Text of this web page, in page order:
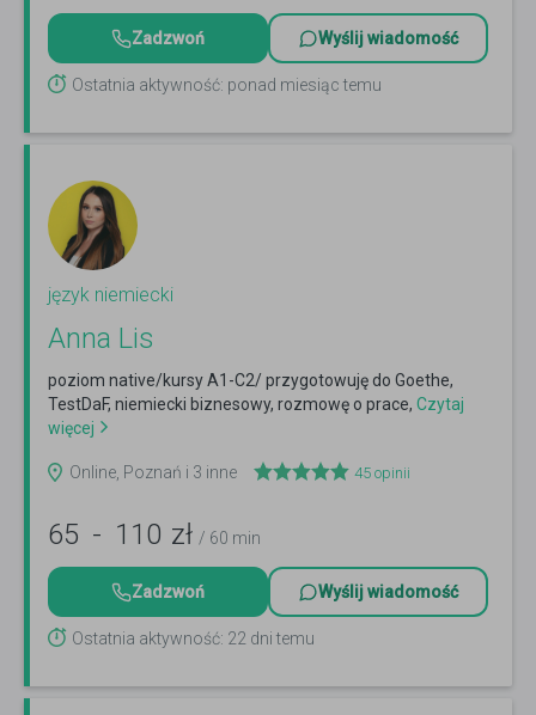
Zadzwoń Wyślij wiadomość
Ostatnia aktywność: ponad miesiąc temu
język niemiecki
Anna Lis
poziom native/kursy A1-C2/ przygotowuję do Goethe,
TestDaF, niemiecki biznesowy, rozmowę o prace, Czytaj
więcej
Online, Poznań i 3 inne 45 opinii
65 - 110 zł / 60 min
Zadzwoń Wyślij wiadomość
Ostatnia aktywność: 22 dni temu